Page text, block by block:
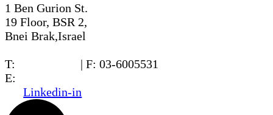
1 Ben Gurion St.
19 Floor, BSR 2,
Bnei Brak,Israel
T:
| F: 03-6005531
E:
Linkedin-in